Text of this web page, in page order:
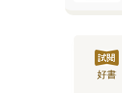
好書